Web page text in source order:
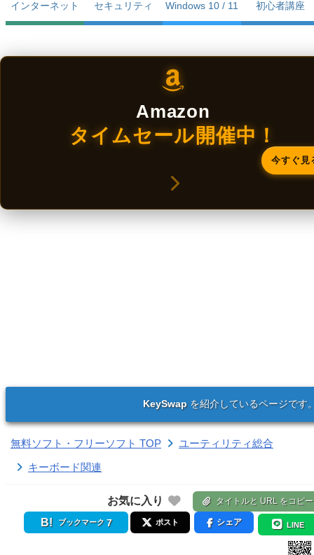
インターネット セキュリティ Windows 10 / 11 初心者講座
Amazon
タイムセール開催中！
今すぐ見
KeySwapを紹介しているページです
無料ソフト・フリーソフト TOP
ユーティリティ総合
キーボード関連
お気に入り タイトルと URL をコピー
ブックマーク 7 ポスト シェア LINE